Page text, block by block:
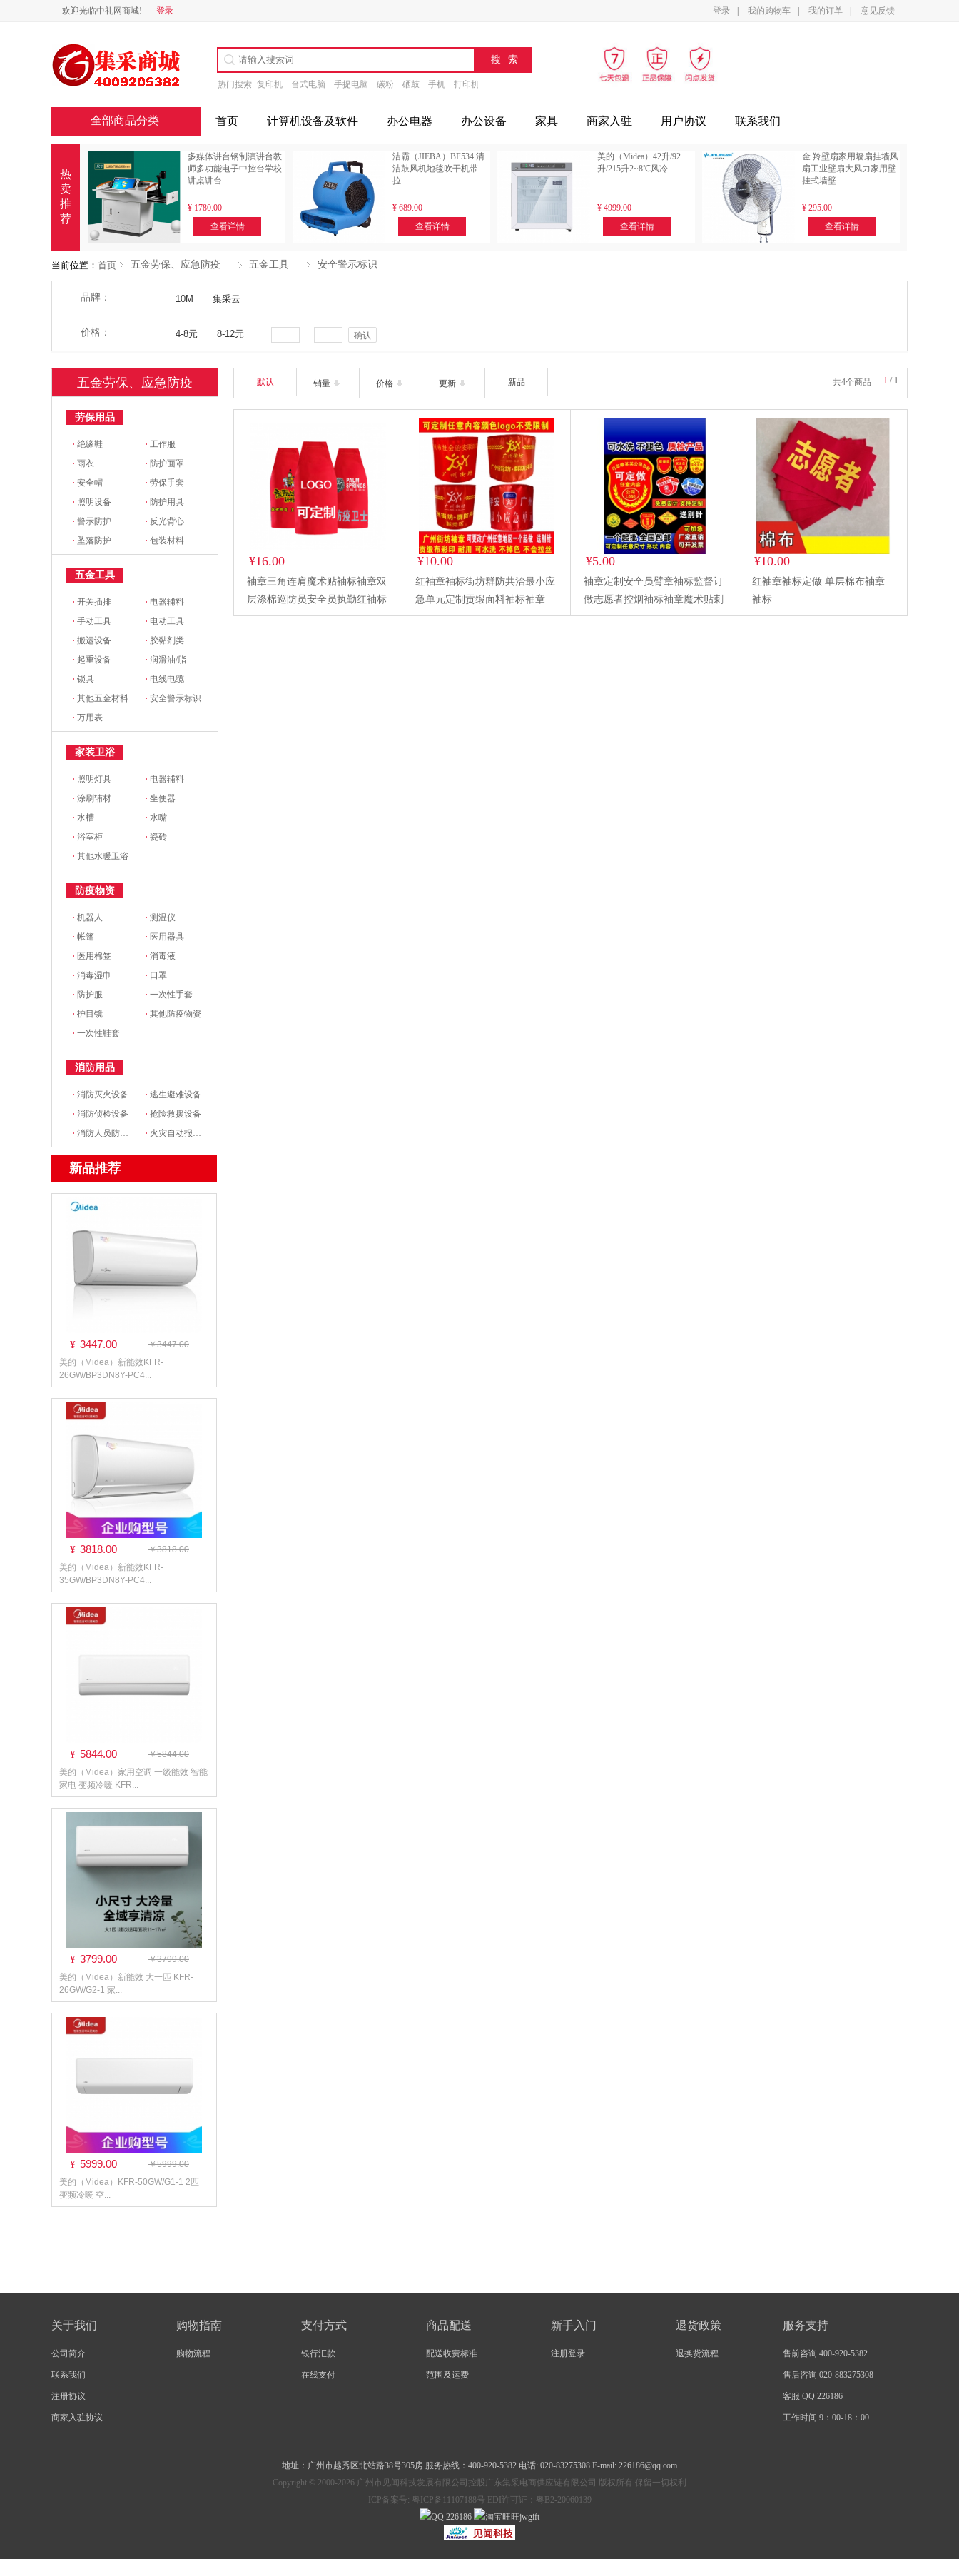
欢迎光临中礼网商城! 登录 登录 我的购物车 我的订单 意见反馈
热门搜索 复印机 台式电脑 手提电脑 碳粉 硒鼓 手机 打印机 办公设备 摄影设备 家电 办公家具
全部商品分类 首页 计算机设备及软件 办公电器 办公设备 家具 商家入驻 用户协议 联系我们
热
卖
推
荐
多媒体讲台钢制演讲台教
师多功能电子中控台学校
讲桌讲台 ...
¥ 1780.00
查看详情
洁霸（JIEBA）BF534 清
洁鼓风机地毯吹干机带
拉...
¥ 689.00
查看详情
美的（Midea）42升/92
升/215升2~8℃风冷...
¥ 4999.00
查看详情
金.羚壁扇家用墙扇挂墙风
扇工业壁扇大风力家用壁
挂式墙壁...
¥ 295.00
查看详情
当前位置： 首页 五金劳保、应急防疫 五金工具 安全警示标识
品牌： 10M 集采云
多选
价格： 4-8元 8-12元 - 确认
五金劳保、应急防疫
劳保用品
·绝缘鞋 ·工作服
·雨衣 · 防护面罩
·安全帽 ·劳保手套
· 照明设备 · 防护用具
·警示防护 · 反光背心
· 坠落防护 ·包装材料
五金工具
·开关插排 · 电器辅料
·手动工具 · 电动工具
·搬运设备 · 胶黏剂类
· 起重设备 ·润滑油/脂
·锁具 · 电线电缆
·其他五金材料 ·安全警示标识
·万用表
家装卫浴
· 照明灯具 · 电器辅料
·涂刷辅材 ·坐便器
·水槽 ·水嘴
·浴室柜 ·瓷砖
·其他水暖卫浴
防疫物资
·机器人 ·测温仪
·帐篷 · 医用器具
· 医用棉签 ·消毒液
·消毒湿巾 · 口罩
· 防护服 ·一次性手套
·护目镜 ·其他防疫物资
·一次性鞋套
消防用品
·消防灭火设备 ·逃生避难设备
·消防侦检设备 ·抢险救援设备
·消防人员防护设备 · 火灾自动报警设备
新品推荐
¥ 3447.00
￥3447.00
美的（Midea）新能效KFR-
26GW/BP3DN8Y-PC4...
¥ 3818.00
￥3818.00
美的（Midea）新能效KFR-
35GW/BP3DN8Y-PC4...
¥ 5844.00
￥5844.00
美的（Midea）家用空调 一级能效 智能
家电 变频冷暖 KFR...
¥ 3799.00
￥3799.00
美的（Midea）新能效 大一匹 KFR-
26GW/G2-1 家...
¥ 5999.00
￥5999.00
美的（Midea）KFR-50GW/G1-1 2匹
变频冷暖 空...
默认 销量 价格 更新 新品 共4个商品 1 / 1
¥16.00
袖章三角连肩魔术贴袖标袖章双
层涤棉巡防员安全员执勤红袖标
袖章可定制logo
¥10.00
红袖章袖标街坊群防共治最小应
急单元定制贡缎面料袖标袖章
¥5.00
袖章定制安全员臂章袖标监督订
做志愿者控烟袖标袖章魔术贴刺
绣定做
¥10.00
红袖章袖标定做 单层棉布袖章
袖标
关于我们
公司简介
联系我们
注册协议
商家入驻协议
购物指南
购物流程
支付方式
银行汇款
在线支付
商品配送
配送收费标准
范围及运费
新手入门
注册登录
退货政策
退换货流程
服务支持
售前咨询 400-920-5382
售后咨询 020-883275308
客服 QQ 226186
工作时间 9：00-18：00
地址： 广州市越秀区北站路38号305房 服务热线：400-920-5382 电话: 020-83275308 E-mail: 226186@qq.com
Copyright © 2000-2026 广州市见闻科技发展有限公司控股广东集采电商供应链有限公司 版权所有 保留一切权利
ICP备案号: 粤ICP备11107188号 EDI许可证：粤B2-20060139
226186
jwgift